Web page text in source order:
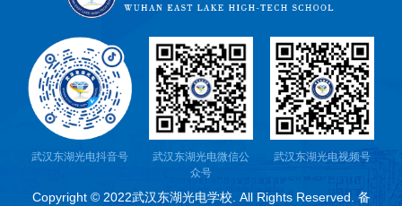
武汉东湖光电抖音号
武汉东湖光电微信公
众号
武汉东湖光电视频号
Copyright © 2022武汉东湖光电学校. All Rights Reserved. 备